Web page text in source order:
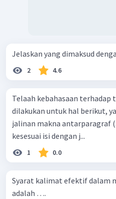
Jelaskan yang dimaksud
2 4.6
Telaah kebahasaan terhadap
dilakukan untuk hal berikut, yaitu .... (1) kebakuan
jalinan makna antarparagraf (3) ketepatan diksi (4)
kesesuai isi dengan j...
1 0.0
Syarat kalimat efektif dalam
adalah ….